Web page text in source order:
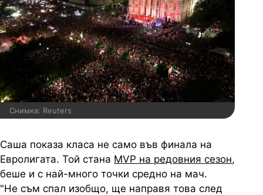
Снимка: Reuters
Саша показа класа не само във финала на
Евролигата. Той стана MVP на редовния сезон,
беше и с най-много точки средно на мач.
"Не съм спал изобщо, ще направя това след